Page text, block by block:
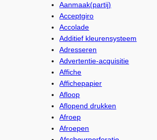
Aanmaak(partij)
Acceptgiro
Accolade
Additief kleurensysteem
Adresseren
Advertentie-acquisitie
Affiche
Affichepapier
Afloop
Aflopend drukken
Afroep
Afroepen